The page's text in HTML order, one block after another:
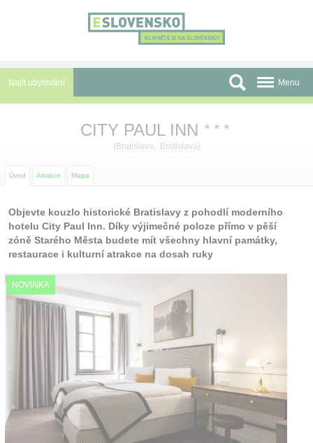
Najít ubytování
Autobusové zájezdy
Před cestou
Atrakce
O nás
Menu
CITY PAUL INN ★ ★ ★
( Bratislava, Bratislava)
Úvod Atrakce Mapa
Objevte kouzlo historické Bratislavy z pohodlí moderního
hotelu City Paul Inn. Díky výjimečné poloze přímo v pěší
zóně Starého Města budete mít všechny hlavní památky,
restaurace i kulturní atrakce na dosah ruky
NOVINKA